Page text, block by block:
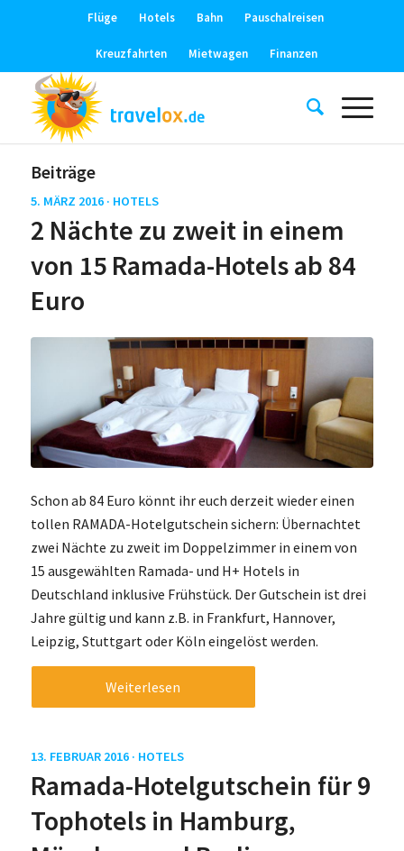
Flüge Hotels Bahn Pauschalreisen
Kreuzfahrten Mietwagen Finanzen
Beiträge
5. MÄRZ 2016 · HOTELS
2 Nächte zu zweit in einem
von 15 Ramada-Hotels ab 84
Euro
Schon ab 84 Euro könnt ihr euch derzeit wieder einen
tollen RAMADA-Hotelgutschein sichern: Übernachtet
zwei Nächte zu zweit im Doppelzimmer in einem von
15 ausgewählten Ramada- und H+ Hotels in
Deutschland inklusive Frühstück. Der Gutschein ist drei
Jahre gültig und kann z.B. in Frankfurt, Hannover,
Leipzig, Stuttgart oder Köln eingelöst werden.
Weiterlesen
13. FEBRUAR 2016 · HOTELS
Ramada-Hotelgutschein für 9
Tophotels in Hamburg,